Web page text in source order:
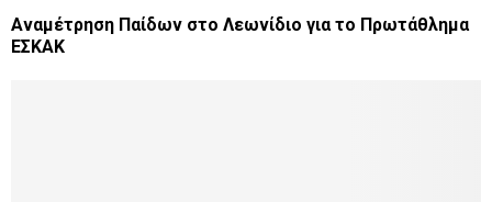
Αναμέτρηση Παίδων στο Λεωνίδιο για το Πρωτάθλημα
ΕΣΚΑΚ